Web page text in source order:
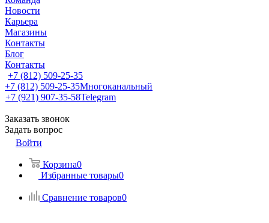
Новости
Карьера
Магазины
Контакты
Блог
Контакты
+7 (812) 509-25-35
+7 (812) 509-25-35Многоканальный
+7 (921) 907-35-58Telegram
Заказать звонок
Задать вопрос
Войти
Корзина0
Избранные товары0
Сравнение товаров0